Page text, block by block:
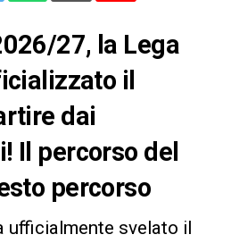
27, la Lega
il
dai
Il percorso del
percorso
ufficialmente svelato il